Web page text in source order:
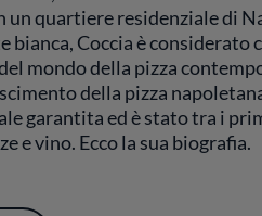
un quartiere residenziale di
bianca, Coccia è considerato
mondo della pizza
della pizza
garantita ed è stato tra i
e vino. Ecco la sua biografia.